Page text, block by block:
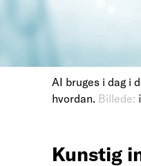
AI bruges i dag i
hvordan. Billede:
Kunstig